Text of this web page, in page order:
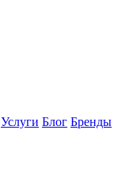
Услуги Блог Бренды